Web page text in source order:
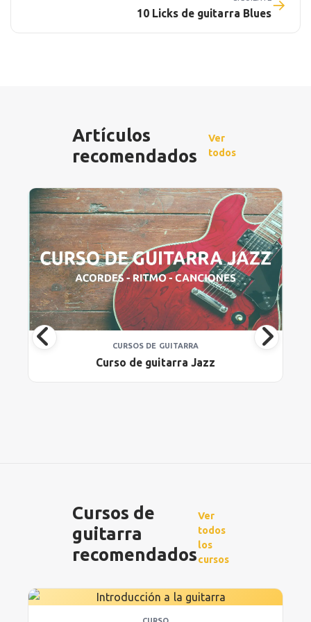
10 Licks de guitarra Blues→
Artículos
recomendados
Ver
todos
CURSOS DE GUITARRA
Curso de guitarra Jazz
Cursos de
guitarra
recomendados
Ver
todos
los
cursos